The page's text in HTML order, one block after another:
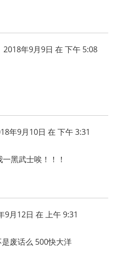
2018年9月9日 在 下午 5:08
年9月10日 在 下午 3:31
黑武士唉！！！
9月12日 在 上午 9:31
废话么 500快大洋